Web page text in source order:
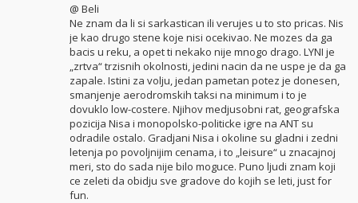
@ Beli
Ne znam da li si sarkastican ili verujes u to sto pricas. Nis
je kao drugo stene koje nisi ocekivao. Ne mozes da ga
bacis u reku, a opet ti nekako nije mnogo drago. LYNI je
„zrtva“ trzisnih okolnosti, jedini nacin da ne uspe je da ga
zapale. Istini za volju, jedan pametan potez je donesen,
smanjenje aerodromskih taksi na minimum i to je
dovuklo low-costere. Njihov medjusobni rat, geografska
pozicija Nisa i monopolsko-politicke igre na ANT su
odradile ostalo. Gradjani Nisa i okoline su gladni i zedni
letenja po povoljnijim cenama, i to „leisure“ u znacajnoj
meri, sto do sada nije bilo moguce. Puno ljudi znam koji
ce zeleti da obidju sve gradove do kojih se leti, just for
fun.